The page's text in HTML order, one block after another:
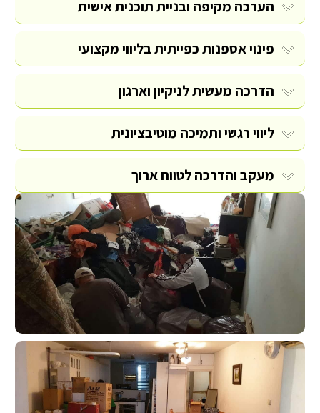
הערכה מקיפה ובניית תוכנית אישית
פינוי אספנות כפייתיתבליווי מקצועי
הדרכה מעשית לניקיון וארגון
ליווי רגשי ותמיכה מוטיבציונית
מעקב והדרכה לטווח ארוך